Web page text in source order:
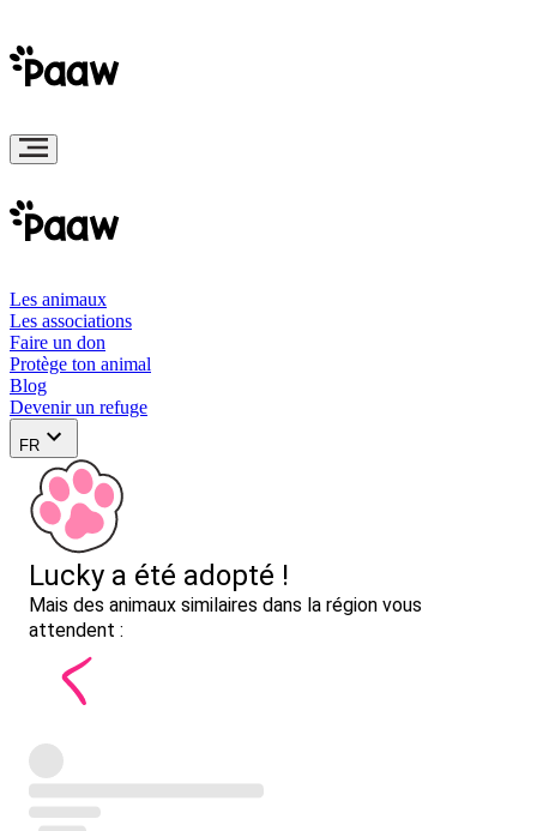
Les animaux
Les associations
Faire un don
Protège ton animal
Blog
Devenir un refuge
FR
Lucky a été adopté !
Mais des animaux similaires dans la région vous
attendent :